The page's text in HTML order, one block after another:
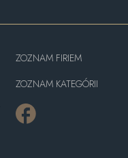
ZOZNAM FIRIEM
ZOZNAM KATEGÓRII